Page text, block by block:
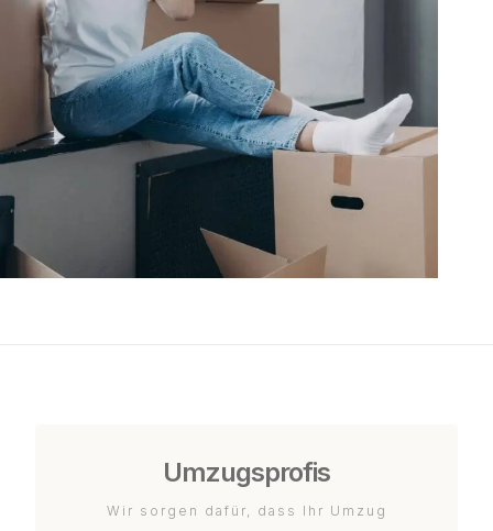
Umzugsprofis
Wir sorgen dafür, dass Ihr Umzug